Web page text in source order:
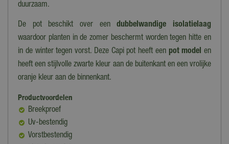
duurzaam.
De pot beschikt over eendubbelwandige isolatielaag
waardoor planten in de zomer beschermt worden tegen hitte en
in de winter tegen vorst. Deze Capi pot heeft een pot model en
heeft een stijlvolle zwarte kleur aan de buitenkant en een vrolijke
oranje kleur aan de binnenkant.
Productvoordelen
Breekproef
Uv-bestendig
Vorstbestendig